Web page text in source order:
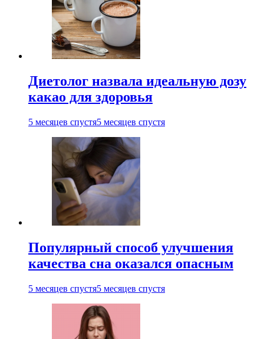
Диетолог назвала идеальную дозу
какао для здоровья
5 месяцев спустя5 месяцев спустя
Популярный способ улучшения
качества сна оказался опасным
5 месяцев спустя5 месяцев спустя